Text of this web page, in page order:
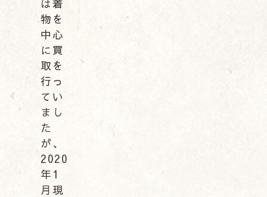
は着
物を
中心
に買
取を
行っ
てい
まし
た
が、
2020
年1
月現